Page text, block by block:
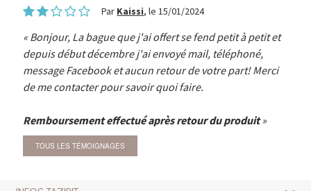
Par Kaissi, le 15/01/2024
Bonjour, La bague que j'ai offert se fend petit à petit et
depuis début décembre j'ai envoyé mail, téléphoné,
message Facebook et aucun retour de votre part! Merci
de me contacter pour savoir quoi faire.
Remboursement effectué après retour du produit
TOUS LES TÉMOIGNAGES